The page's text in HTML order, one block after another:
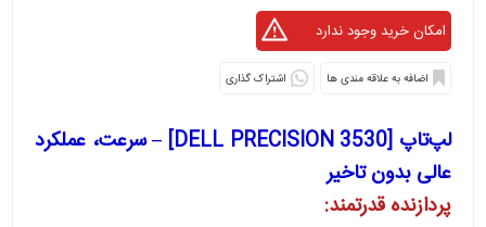
اشتراک گذاری
لپ‌تاپ [DELL PRECISION 3530] – سرعت، عملکرد
عالی بدون تاخیر
پردازنده قدرتمند: